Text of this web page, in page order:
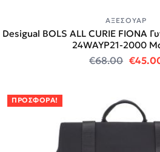
ΑΞΕΣΟΥΆΡ
Desigual BOLS ALL CURIE FIONA
24WAYP21-2000
€68.00 €
ΠΡΟΣΦΟΡΆ!